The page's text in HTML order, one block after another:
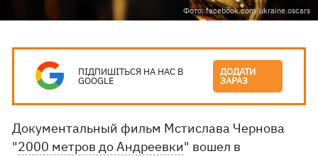
Фото: facebook.com/ukraine.oscars
ПІДПИШІТЬСЯ НА НАС В
GOOGLE
ДОДАТИ
ЗАРАЗ
Документальный фильм Мстислава Чернова
"2000 метров до Андреевки" вошел в